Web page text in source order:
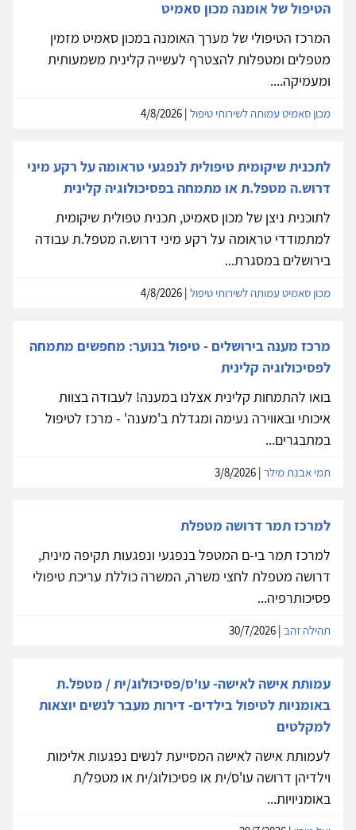
הטיפול של אומנה מכון סאמיט
המרכז הטיפולי של מערך האומנה במכון סאמיט מזמין
מטפלים ומטפלות להצטרף לעשייה קלינית משמעותית
ומעמיקה....
מכון סאמיט עמותה לשירותי טיפול
לתכנית שיקומית טיפולית לנפגעי טראומה על רקע מיני
דרוש.ה מטפל.ת או מתמחה בפסיכולוגיה קלינית
לתוכנית ניצן של מכון סאמיט, תכנית טפולית שיקומית
למתמודדי טראומה על רקע מיני דרוש.ה מטפל.ת עבודה
בירושלים במסגרת...
מכון סאמיט עמותה לשירותי טיפול
מרכז מענה בירושלים - טיפול בנוער: מחפשים מתמחה
לפסיכולוגיה קלינית
בואו להתמחות קלינית אצלנו במענה! לעבודה בצוות
איכותי ובאווירה נעימה ומגדלת ב'מענה' - מרכז לטיפול
במתבגרים...
תמי אבנת מילר
למרכז תמר דרושה מטפלת
למרכז תמר בי-ם המטפל בנפגעי ונפגעות תקיפה מינית,
דרושה מטפלת לחצי משרה, המשרה כוללת עריכת טיפולי
פסיכותרפיה...
תהילה זהב
עמותת אישה לאישה- עו'ס/פסיכולוג/ית / מטפל.ת
באומניות לטיפול בילדים- דירות מעבר לנשים יוצאות
למקלטים
לעמותת אישה לאישה המסייעת לנשים נפגעות אלימות
וילדיהן דרושה עו'ס/ית או פסיכולוג/ית או מטפל/ת
באומניויות...